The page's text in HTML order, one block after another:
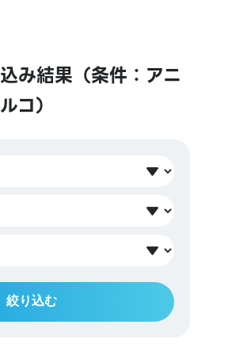
み結果（条件：アニ
コ）
絞り込む